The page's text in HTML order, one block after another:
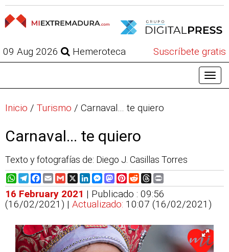
09 Aug 2026 Hemeroteca Suscríbete gratis
Inicio / Turismo / Carnaval... te quiero
Carnaval... te quiero
Texto y fotografías de: Diego J. Casillas Torres
WhatsApp
Telegram
Facebook
EmailGmail
X LinkedIn
Messenger
Mastodon
Pinterest
RedditThreads
16 February 2021 | Publicado : 09:56
(16/02/2021) | Actualizado: 10:07 (16/02/2021)